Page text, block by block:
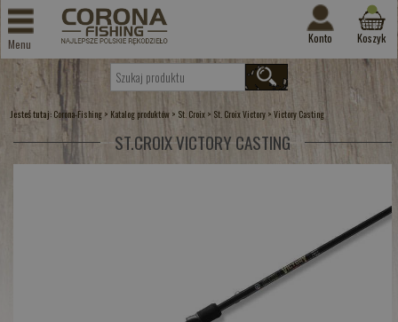
Menu Konto Koszyk
Jesteś tutaj: Corona-Fishing > Katalog produktów > St. Croix > St. Croix Victory >Victory Casting
ST.CROIX VICTORY CASTING